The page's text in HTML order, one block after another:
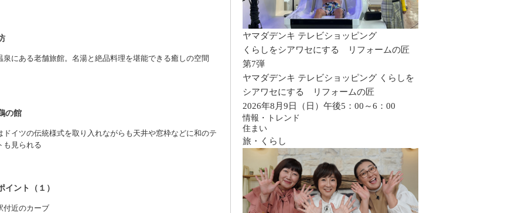
泉にある老舗旅館。名湯と絶品料理を堪能できる癒しの空間
の館
ドイツの伝統様式を取り入れながらも天井や窓枠などに和のテ
も見られる
イント（１）
付近のカーブ
ヤマダデンキ テレビショッピング
くらしをシアワセにする リフォームの匠
第7弾
ヤマダデンキ テレビショッピング くらしを
シアワセにする リフォームの匠
2026年8月9日（日）午後5：00～6：00
情報・トレンド
住まい
旅・くらし